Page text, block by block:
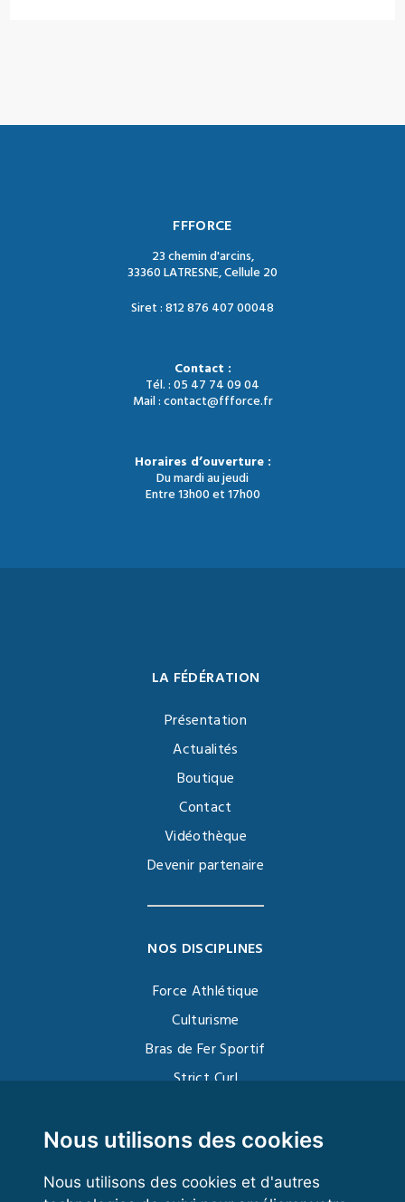
Nous utilisons des cookies
Nous utilisons des cookies et d'autres
FFFORCE
23 chemin d'arcins,
33360 LATRESNE, Cellule 20
Siret : 812 876 407 00048
Contact :
Tél. : 05 47 74 09 04
Mail : contact@ffforce.fr
Horaires d’ouverture :
Du mardi au jeudi
Entre 13h00 et 17h00
LA FÉDÉRATION
Présentation
Actualités
Boutique
Contact
Vidéothèque
Devenir partenaire
NOS DISCIPLINES
Force Athlétique
Culturisme
Bras de Fer Sportif
Strict Curl
Kettlebell